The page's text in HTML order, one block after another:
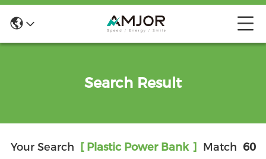
Search Result
Your Search [ Plastic Power Bank ] Match 60